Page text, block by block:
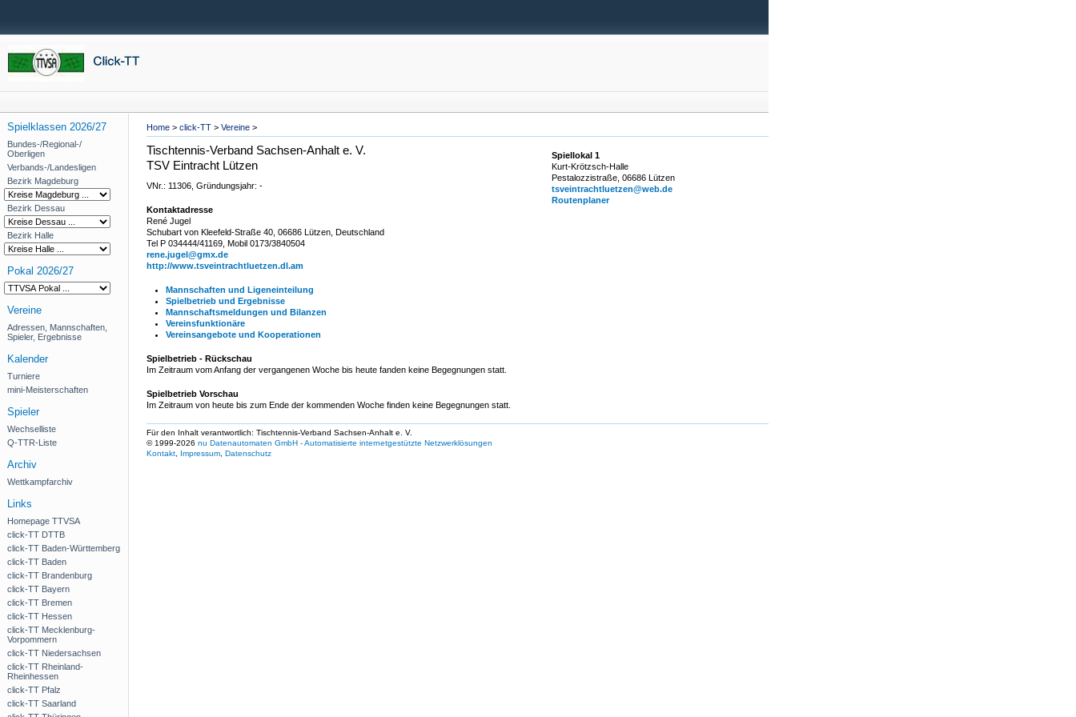
Home > click-TT > Vereine >
Spielklassen 2026/27
Bundes-/Regional-/
Oberligen
Verbands-/Landesligen
Bezirk Magdeburg
Bezirk Dessau
Bezirk Halle
Pokal 2026/27
Vereine
Adressen, Mannschaften,
Spieler, Ergebnisse
Kalender
Turniere
mini-Meisterschaften
Spieler
Wechselliste
Q-TTR-Liste
Archiv
Wettkampfarchiv
Links
Homepage TTVSA
click-TT DTTB
click-TT Baden-Württemberg
click-TT Baden
click-TT Brandenburg
click-TT Bayern
click-TT Bremen
click-TT Hessen
click-TT Mecklenburg-
Vorpommern
click-TT Niedersachsen
click-TT Rheinland-
Rheinhessen
click-TT Pfalz
click-TT Saarland
Tischtennis-Verband Sachsen-Anhalt e. V.
TSV Eintracht Lützen
VNr.: 11306, Gründungsjahr: -
Kontaktadresse
René Jugel
Schubart von Kleefeld-Straße 40, 06686 Lützen, Deutschland
Tel P 034444/41169, Mobil 0173/3840504
rene.jugel@gmx.de
http://www.tsveintrachtluetzen.dl.am
Mannschaften und Ligeneinteilung
Spielbetrieb und Ergebnisse
Mannschaftsmeldungen und Bilanzen
Vereinsfunktionäre
Vereinsangebote und Kooperationen
Spiellokal 1
Kurt-Krötzsch-Halle
Pestalozzistraße, 06686 Lützen
tsveintrachtluetzen@web.de
Routenplaner
Spielbetrieb - Rückschau
Im Zeitraum vom Anfang der vergangenen Woche bis heute fanden keine Begegnungen statt.
Spielbetrieb Vorschau
Im Zeitraum von heute bis zum Ende der kommenden Woche finden keine Begegnungen statt.
Für den Inhalt verantwortlich: Tischtennis-Verband Sachsen-Anhalt e. V.
© 1999-2026 nu Datenautomaten GmbH - Automatisierte internetgestützte Netzwerklösungen
Kontakt
Impressum Datenschutz